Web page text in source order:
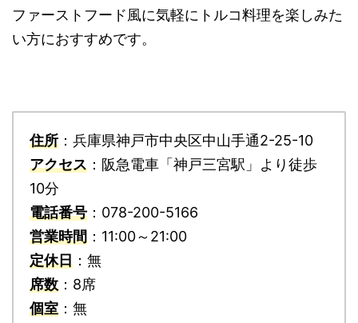
ファーストフード風に気軽にトルコ料理を楽しみた
い方におすすめです。
住所 ：兵庫県神戸市中央区中山手通2-25-10
アクセス ：阪急電車「神戸三宮駅」より徒歩
10分
電話番号 ：078-200-5166
営業時間 ：11:00～21:00
定休日 ：無
席数 ：8席
個室 ：無